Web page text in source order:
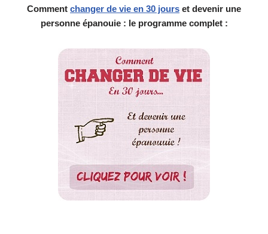
Comment changer de vie en 30 jours et devenir une
personne épanouie : le programme complet :